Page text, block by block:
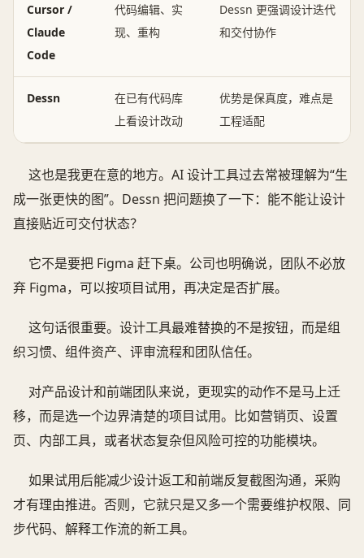
Cursor /
Claude
Code
代码编辑、实
现、重构
Dessn 更强调设计迭代
和交付协作
Dessn
在已有代码库
上看设计改动
优势是保真度，难点是
工程适配
这也是我更在意的地方。AI 设计工具过去常被理解为“生
成一张更快的图”。Dessn 把问题换了一下：能不能让设计
直接贴近可交付状态？
它不是要把 Figma 赶下桌。公司也明确说，团队不必放
弃 Figma，可以按项目试用，再决定是否扩展。
这句话很重要。设计工具最难替换的不是按钮，而是组
织习惯、组件资产、评审流程和团队信任。
对产品设计和前端团队来说，更现实的动作不是马上迁
移，而是选一个边界清楚的项目试用。比如营销页、设置
页、内部工具，或者状态复杂但风险可控的功能模块。
如果试用后能减少设计返工和前端反复截图沟通，采购
才有理由推进。否则，它就只是又多一个需要维护权限、同
步代码、解释工作流的新工具。